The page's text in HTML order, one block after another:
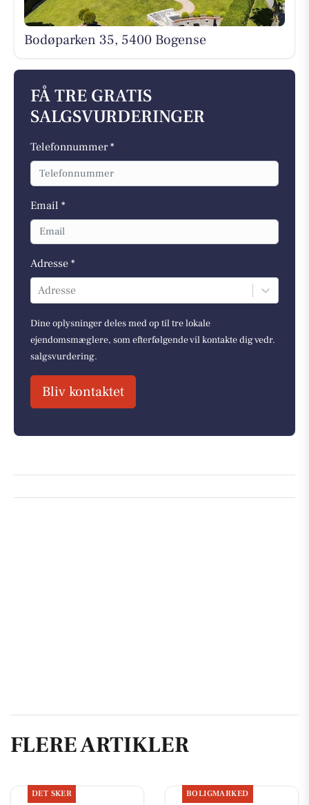
Bodøparken 35, 5400 Bogense
FÅ TRE GRATIS
SALGSVURDERINGER
Telefonnummer *
Email *
Adresse *
Adresse
Dine oplysninger deles med op til tre lokale
ejendomsmæglere, som efterfølgende vil kontakte dig vedr.
salgsvurdering.
Bliv kontaktet
FLERE ARTIKLER
DET SKER BOLIGMARKED